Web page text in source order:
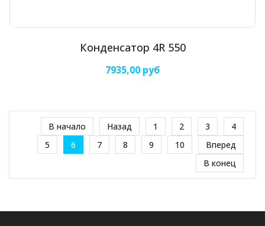
Конденсатор 4R 550
7935,00 руб
В начало Назад 1 2 3
4
5
6 7 8 9 10
Вперед
В конец